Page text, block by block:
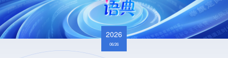
2026
06/26